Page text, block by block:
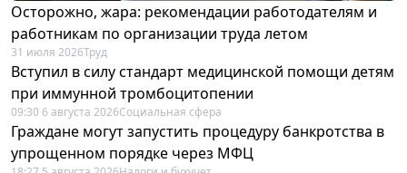
Осторожно, жара: рекомендации работодателям и
работникам по организации труда летом
31 июля 2026Труд
Вступил в силу стандарт медицинской помощи детям
при иммунной тромбоцитопении
09:30 6 августа 2026Социальная сфера
Граждане могут запустить процедуру банкротства в
упрощенном порядке через МФЦ